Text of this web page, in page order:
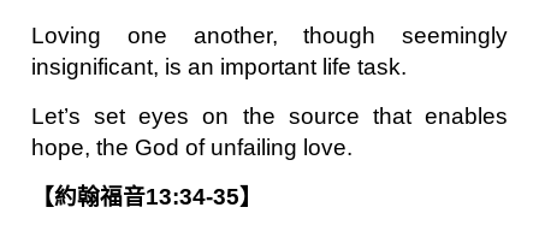
Loving one another, though seemingly
insignificant, is an important life task.
Let’s set eyes on the source that enables
hope, the God of unfailing love.
【約翰福音13:34-35】